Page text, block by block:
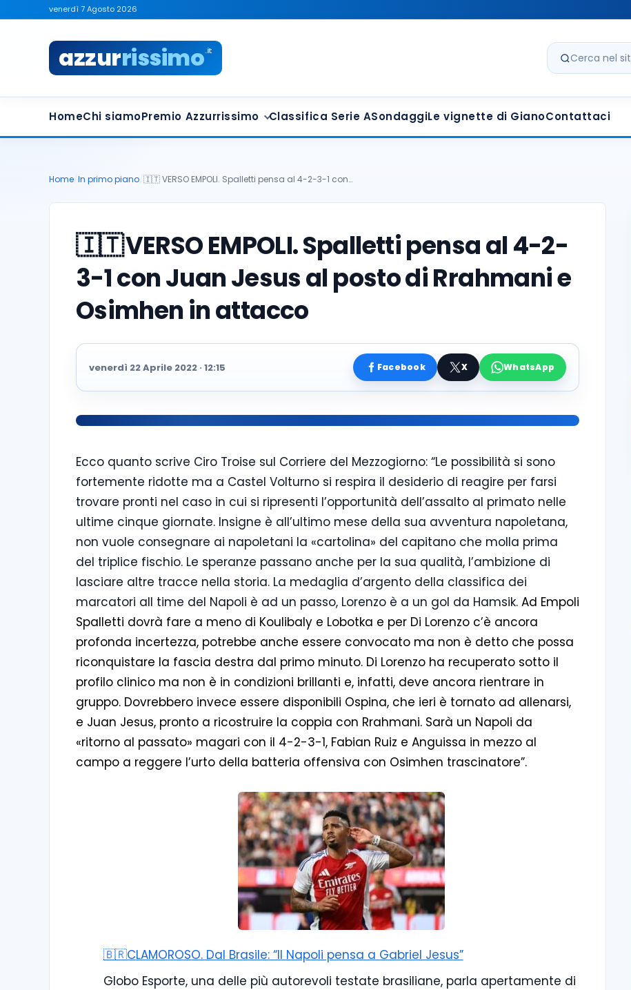
venerdì 7 Agosto 2026
azzurrissimo.it
Cerca nel sito
HomeChi siamoPremio Azzurrissimo Classifica Serie ASondaggiLe vignette di GianoContattaci
Home In primo piano 🇮🇹 VERSO EMPOLI. Spalletti pensa al 4-2-3-1 con…
🇮🇹VERSO EMPOLI. Spalletti pensa al 4-2-
3-1 con Juan Jesus al posto di Rrahmani e
Osimhen in attacco
venerdì 22 Aprile 2022 · 12:15 Facebook X WhatsApp
Ecco quanto scrive Ciro Troise sul Corriere del Mezzogiorno: “Le possibilità si sono
fortemente ridotte ma a Castel Volturno si respira il desiderio di reagire per farsi
trovare pronti nel caso in cui si ripresenti l’opportunità dell’assalto al primato nelle
ultime cinque giornate. Insigne è all’ultimo mese della sua avventura napoletana,
non vuole consegnare ai napoletani la «cartolina» del capitano che molla prima
del triplice fischio. Le speranze passano anche per la sua qualità, l’ambizione di
lasciare altre tracce nella storia. La medaglia d’argento della classifica dei
marcatori all time del Napoli è ad un passo, Lorenzo è a un gol da Hamsik. Ad Empoli
Spalletti dovrà fare a meno di Koulibaly e Lobotka e per Di Lorenzo c’è ancora
profonda incertezza, potrebbe anche essere convocato ma non è detto che possa
riconquistare la fascia destra dal primo minuto. Di Lorenzo ha recuperato sotto il
profilo clinico ma non è in condizioni brillanti e, infatti, deve ancora rientrare in
gruppo. Dovrebbero invece essere disponibili Ospina, che ieri è tornato ad allenarsi,
e Juan Jesus, pronto a ricostruire la coppia con Rrahmani. Sarà un Napoli da
«ritorno al passato» magari con il 4-2-3-1, Fabian Ruiz e Anguissa in mezzo al
campo a reggere l’urto della batteria offensiva con Osimhen trascinatore”.
🇧🇷CLAMOROSO. Dal Brasile: “Il Napoli pensa a Gabriel Jesus”
Globo Esporte, una delle più autorevoli testate brasiliane, parla apertamente di